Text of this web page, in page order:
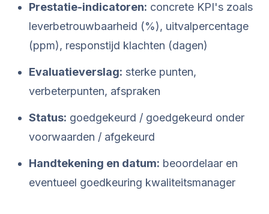
Prestatie-indicatoren: concrete KPI's zoals
leverbetrouwbaarheid (%), uitvalpercentage
(ppm), responstijd klachten (dagen)
Evaluatieverslag: sterke punten,
verbeterpunten, afspraken
Status: goedgekeurd / goedgekeurd onder
voorwaarden / afgekeurd
Handtekening en datum: beoordelaar en
eventueel goedkeuring kwaliteitsmanager